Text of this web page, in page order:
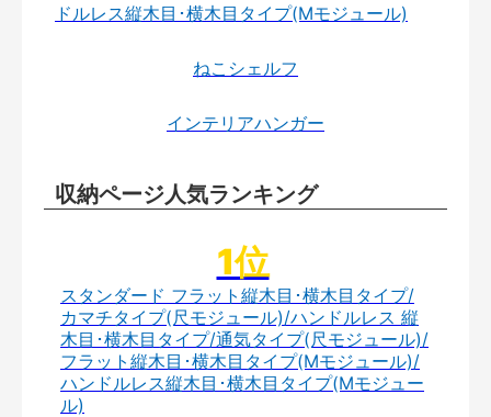
ドルレス縦木目･横木目タイプ(Mモジュール)
ねこシェルフ
インテリアハンガー
収納ページ人気ランキング
スタンダード フラット縦木目･横木目タイプ/
カマチタイプ(尺モジュール)/ハンドルレス 縦
木目･横木目タイプ/通気タイプ(尺モジュール)/
フラット縦木目･横木目タイプ(Mモジュール)/
ハンドルレス縦木目･横木目タイプ(Mモジュー
ル)